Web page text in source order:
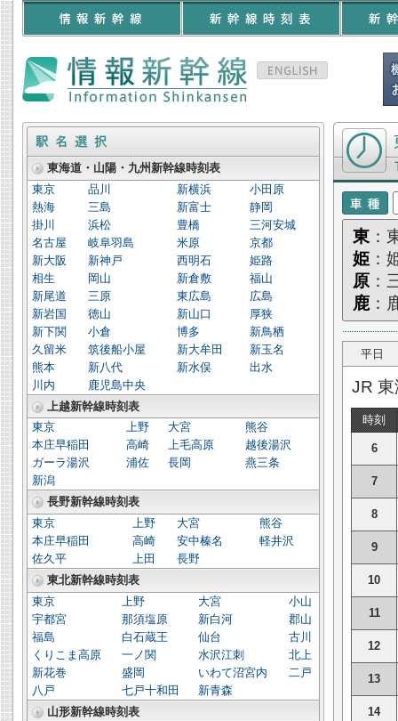
東海道・山
東 ：
姫 ：
原 ：
鹿 ：
平日
JR
時刻
6
7
8
9
10
11
12
13
14
東海道・山陽・九州新幹線時刻表
東京
品川 新横浜
小田原
熱海
三島 新富士
静岡
掛川
浜松 豊橋
三河安城
名古屋
岐阜羽島 米原
京都
新大阪
新神戸 西明石
姫路
相生
岡山 新倉敷
福山
新尾道
三原 東広島
広島
新岩国
徳山 新山口
厚狭
新下関
小倉 博多
新鳥栖
久留米
筑後船小屋 新大牟田
新玉名
熊本
新八代 新水俣
出水
川内
鹿児島中央
上越新幹線時刻表
東京
上野 大宮
熊谷
本庄早稲田
高崎 上毛高原
越後湯沢
ガーラ湯沢
浦佐 長岡
燕三条
新潟
長野新幹線時刻表
東京
上野 大宮
熊谷
本庄早稲田
高崎 安中榛名
軽井沢
佐久平
上田
長野
東北新幹線時刻表
東京
上野 大宮
小山
宇都宮
那須塩原 新白河
郡山
福島
白石蔵王 仙台
古川
くりこま高原
一ノ関 水沢江刺
北上
新花巻
盛岡 いわて沼宮内
二戸
八戸
七戸十和田
新青森
山形新幹線時刻表